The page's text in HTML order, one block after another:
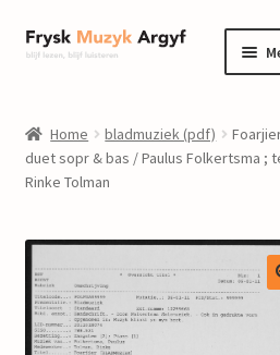
Ga
door
navigatie
Ga
naar
inhoud
informatie
Componisten
nieuws
Home bladmuziek (pdf)
duet sopr & bas / Paulus Folkertsma ;
Rinke Tolman